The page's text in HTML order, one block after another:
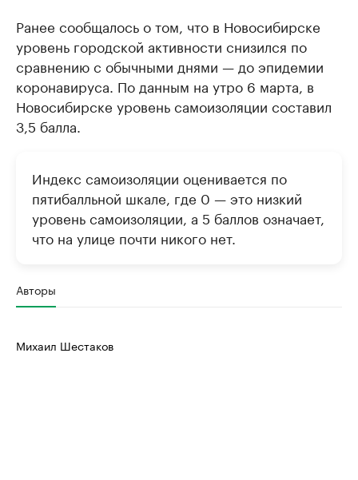
Ранее сообщалось о том, что в Новосибирске
уровень городской активности снизился по
сравнению с обычными днями — до эпидемии
коронавируса. По данным на утро 6 марта, в
Новосибирске уровень самоизоляции составил
3,5 балла.
Индекс самоизоляции оценивается по
пятибалльной шкале, где 0 — это низкий
уровень самоизоляции, а 5 баллов означает,
что на улице почти никого нет.
Авторы
Михаил Шестаков